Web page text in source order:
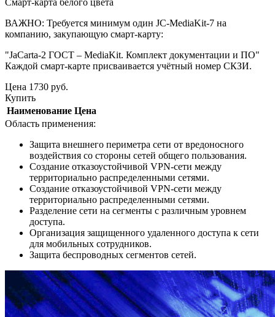
Смарт-карта белого цвета
ВАЖНО: Требуется минимум один JC-MediaKit-7 на
компанию, закупающую смарт-карту:
"JaCarta-2 ГОСТ – MediaKit. Комплект документации и ПО"
Каждой смарт-карте присваивается учётный номер СКЗИ.
Цена 1730 руб.
Купить
Наименование Цена
Область применения:
Защита внешнего периметра сети от вредоносного
воздействия со стороны сетей общего пользования.
Создание отказоустойчивой VPN-сети между
территориально распределенными сетями.
Создание отказоустойчивой VPN-сети между
территориально распределенными сетями.
Разделение сети на сегменты с различным уровнем
доступа.
Организация защищенного удаленного доступа к сети
для мобильных сотрудников.
Защита беспроводных сегментов сетей.